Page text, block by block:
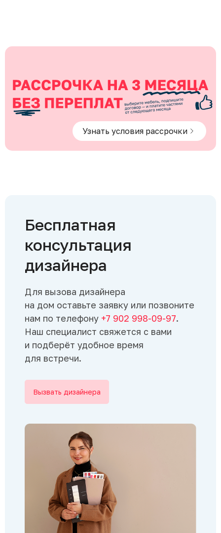
Узнать условия рассрочки
Бесплатная
консультация
дизайнера
Для вызова дизайнера
на дом оставьте заявку или позвоните
нам по телефону +7 902 998-09-97.
Наш специалист свяжется с вами
и подберёт удобное время
для встречи.
Вызвать дизайнера